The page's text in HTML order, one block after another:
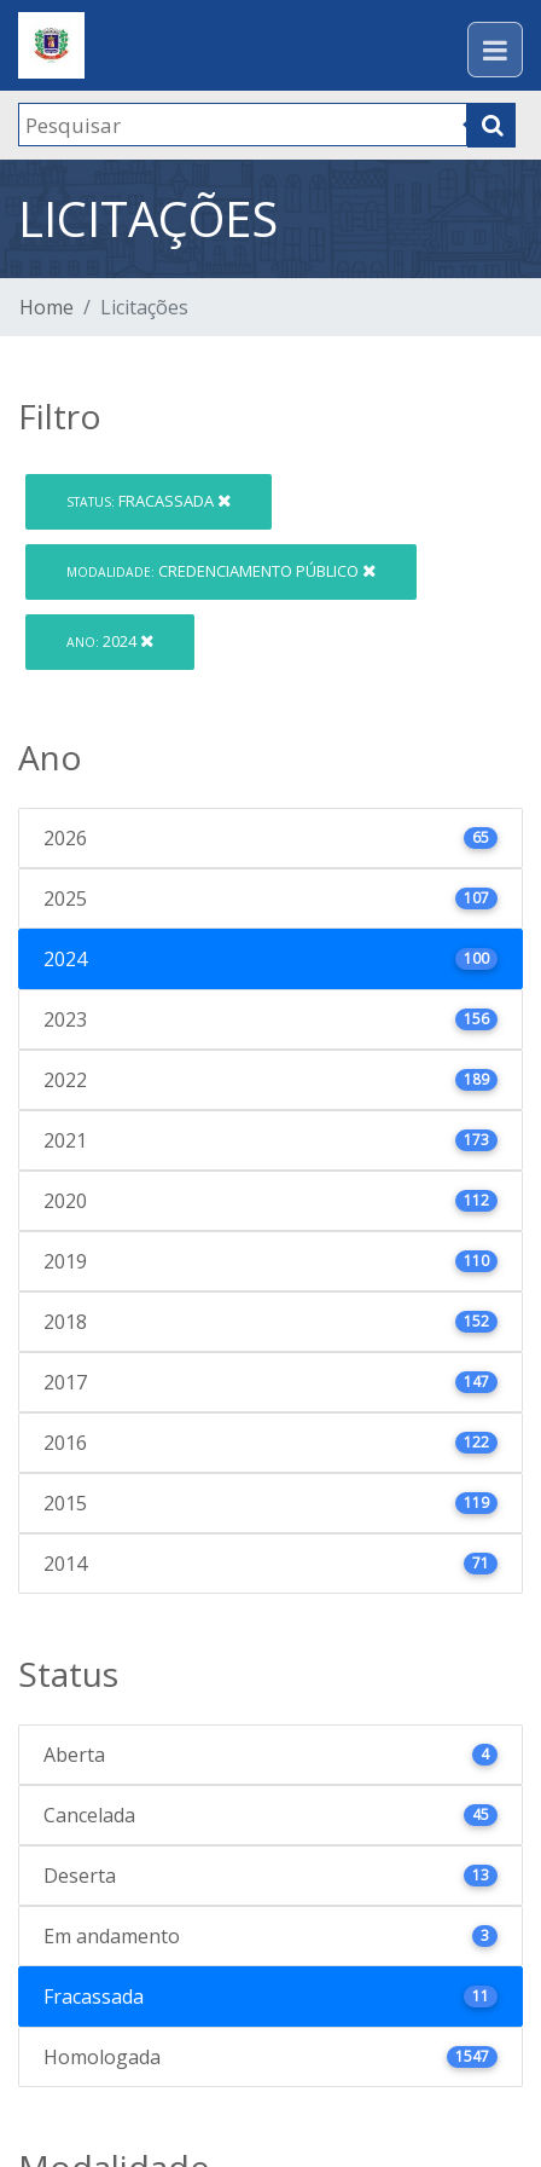
LICITAÇÕES
Home Licitações
Filtro
STATUS: FRACASSADA
MODALIDADE: CREDENCIAMENTO PÚBLICO
ANO: 2024
Ano
2026 65
2025 107
2024 100
2023 156
2022 189
2021 173
2020 112
2019 110
2018 152
2017 147
2016 122
2015 119
2014 71
Status
Aberta 4
Cancelada 45
Deserta 13
Em andamento 3
Fracassada 11
Homologada 1547